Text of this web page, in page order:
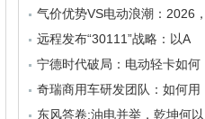
气价优势VS电动浪潮：2026，
远程发布“30111”战略：以A
宁德时代破局：电动轻卡如何
奇瑞商用车研发团队：如何用
东风答卷:油电并举，乾坤何以